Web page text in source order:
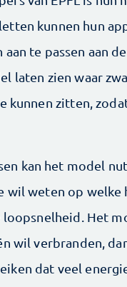
kunnen hun
te passen aan
laten zien waar
kunnen zitten,
kan het model
wil weten op welke
Het
wil verbranden,
dat veel energie